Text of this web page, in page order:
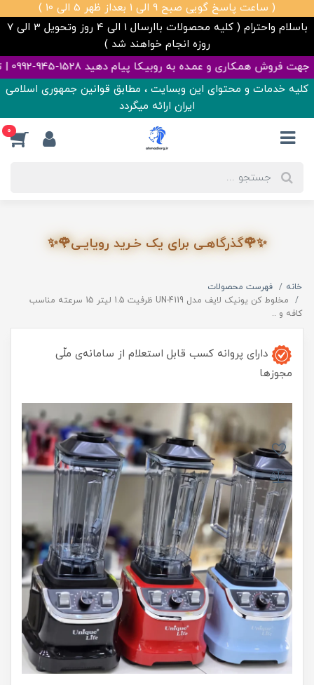
( ساعت پاسخ گویی صبح 9 الی 1 بعداز ظهر 5 الی 10 )
باسلام واحترام ( کلیه محصولات باارسال 1 الی 4 روز وتحویل 3 الی 7
روزه انجام خواهند شد )
به روبیـکا پیام دهید 1528-945-0992 | تمامی قیمت ها آپدیت هست ✅
کلیه خدمات و محتوای این وبسایت ، مطابق قوانین جمهوری اسلامی
ایران ارائه میگردد
0
✨🌹گذرگاهـی برای یک خـرید رویایـی🌹✨
خانه
فهرست محصولات
مخلوط کن یونیک لایف مدل UN-4119 ظرفیت 1.5 لیتر 15 سرعته مناسب
کافه و ..
دارای پروانه کسب قابل استعلام از سامانه‌ی ملّی
مجوزها